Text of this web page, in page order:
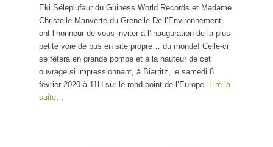
Eki Séleplufaur du Guiness World Records et Madame
Christelle Manverte du Grenelle De l’Environnement
ont l’honneur de vous inviter à l’inauguration de la plus
petite voie de bus en site propre… du monde! Celle-ci
se fêtera en grande pompe et à la hauteur de cet
ouvrage si impressionnant, à Biarritz, le samedi 8
février 2020 à 11H sur le rond-point de l’Europe.
Lire la
suite…